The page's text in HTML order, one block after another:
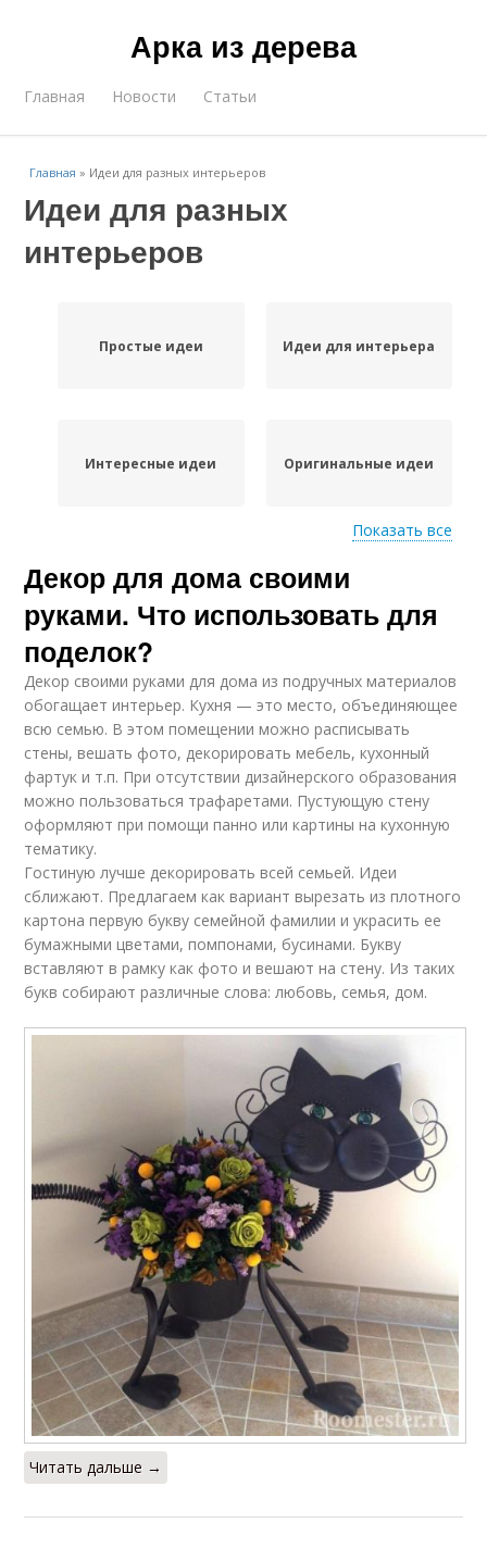
Арка из дерева
Главная Новости Статьи
Главная » Идеи для разных интерьеров
Идеи для разных
интерьеров
Простые идеи Идеи для интерьера
Интересные идеи Оригинальные идеи
Новые идеи Идеи для дачи
Идеи для комнаты
Показать все
Декор для дома своими
руками. Что использовать для
поделок?
Декор своими руками для дома из подручных материалов
обогащает интерьер. Кухня — это место, объединяющее
всю семью. В этом помещении можно расписывать
стены, вешать фото, декорировать мебель, кухонный
фартук и т.п. При отсутствии дизайнерского образования
можно пользоваться трафаретами. Пустующую стену
оформляют при помощи панно или картины на кухонную
тематику.
Гостиную лучше декорировать всей семьей. Идеи
сближают. Предлагаем как вариант вырезать из плотного
картона первую букву семейной фамилии и украсить ее
бумажными цветами, помпонами, бусинами. Букву
вставляют в рамку как фото и вешают на стену. Из таких
букв собирают различные слова: любовь, семья, дом.
Читать дальше →